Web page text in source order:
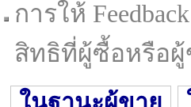
การให้
สิทธิที่ผู้ซื้อหรือผู้